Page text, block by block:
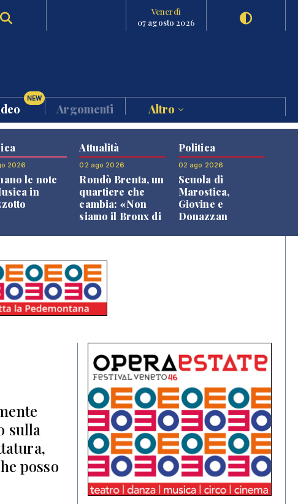
Venerdì
07 agosto 2026
NEW
Argomenti Altro
2026
le note
in
Attualità
02 ago 2026
Rondò Brenta, un
quartiere che
cambia: «Non
siamo il Bronx di
Politica
02 ago 2026
Scuola di
Marostica,
Giovine e
Donazzan
sulla
posso